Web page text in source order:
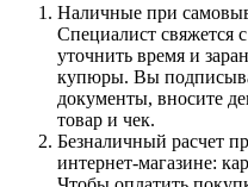
Наличные при
Специалист свяжется
уточнить время и
купюры. Вы
документы, вносите
товар и чек.
Безналичный расчет
интернет-магазине: